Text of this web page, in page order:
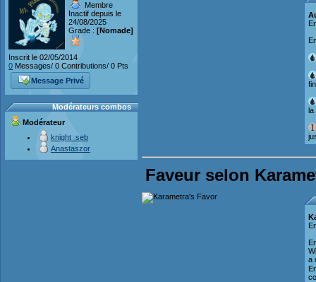
Membre
Inactif depuis le
24/08/2025
Grade : [Nomade]
Inscrit le 02/05/2014
0 Messages/ 0 Contributions/ 0 Pts
Message Privé
Modérateurs combos
Modérateur
knight_seb
Anastaszor
la
Faveur selon
a